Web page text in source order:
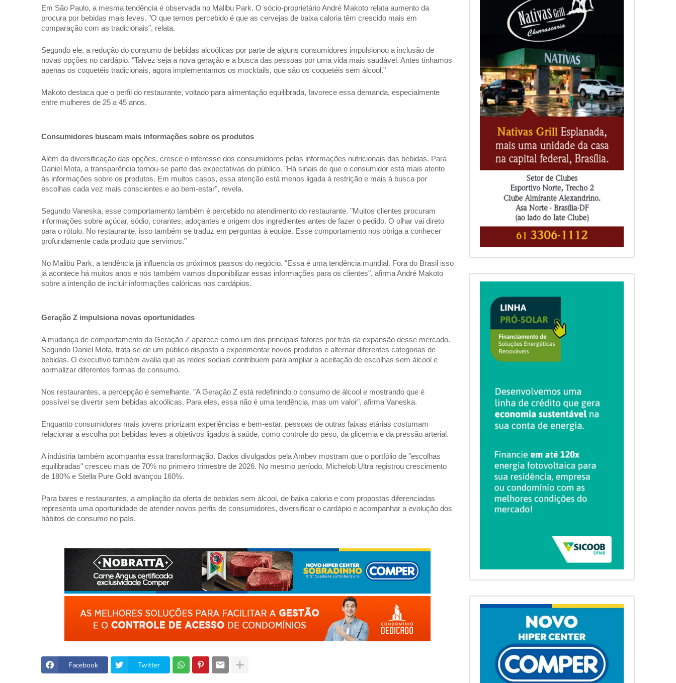
Em São Paulo, a mesma tendência é observada no Malibu Park. O sócio-proprietário André Makoto relata aumento da
procura por bebidas mais leves. "O que temos percebido é que as cervejas de baixa caloria têm crescido mais em
comparação com as tradicionais", relata.
Segundo ele, a redução do consumo de bebidas alcoólicas por parte de alguns consumidores impulsionou a inclusão de
novas opções no cardápio. "Talvez seja a nova geração e a busca das pessoas por uma vida mais saudável. Antes tínhamos
apenas os coquetéis tradicionais, agora implementamos os mocktails, que são os coquetéis sem álcool."
Makoto destaca que o perfil do restaurante, voltado para alimentação equilibrada, favorece essa demanda, especialmente
entre mulheres de 25 a 45 anos.
Consumidores buscam mais informações sobre os produtos
Além da diversificação das opções, cresce o interesse dos consumidores pelas informações nutricionais das bebidas. Para
Daniel Mota, a transparência tornou-se parte das expectativas do público. "Há sinais de que o consumidor está mais atento
às informações sobre os produtos. Em muitos casos, essa atenção está menos ligada à restrição e mais à busca por
escolhas cada vez mais conscientes e ao bem-estar", revela.
Segundo Vaneska, esse comportamento também é percebido no atendimento do restaurante. "Muitos clientes procuram
informações sobre açúcar, sódio, corantes, adoçantes e origem dos ingredientes antes de fazer o pedido. O olhar vai direto
para o rótulo. No restaurante, isso também se traduz em perguntas à equipe. Esse comportamento nos obriga a conhecer
profundamente cada produto que servimos."
No Malibu Park, a tendência já influencia os próximos passos do negócio. "Essa é uma tendência mundial. Fora do Brasil isso
já acontece há muitos anos e nós também vamos disponibilizar essas informações para os clientes", afirma André Makoto
sobre a intenção de incluir informações calóricas nos cardápios.
Geração Z impulsiona novas oportunidades
A mudança de comportamento da Geração Z aparece como um dos principais fatores por trás da expansão desse mercado.
Segundo Daniel Mota, trata-se de um público disposto a experimentar novos produtos e alternar diferentes categorias de
bebidas. O executivo também avalia que as redes sociais contribuem para ampliar a aceitação de escolhas sem álcool e
normalizar diferentes formas de consumo.
Nos restaurantes, a percepção é semelhante. "A Geração Z está redefinindo o consumo de álcool e mostrando que é
possível se divertir sem bebidas alcoólicas. Para eles, essa não é uma tendência, mas um valor", afirma Vaneska.
Enquanto consumidores mais jovens priorizam experiências e bem-estar, pessoas de outras faixas etárias costumam
relacionar a escolha por bebidas leves a objetivos ligados à saúde, como controle do peso, da glicemia e da pressão arterial.
A indústria também acompanha essa transformação. Dados divulgados pela Ambev mostram que o portfólio de "escolhas
equilibradas" cresceu mais de 70% no primeiro trimestre de 2026. No mesmo período, Michelob Ultra registrou crescimento
de 180% e Stella Pure Gold avançou 160%.
Para bares e restaurantes, a ampliação da oferta de bebidas sem álcool, de baixa caloria e com propostas diferenciadas
representa uma oportunidade de atender novos perfis de consumidores, diversificar o cardápio e acompanhar a evolução dos
hábitos de consumo no país.
Facebook Twitter